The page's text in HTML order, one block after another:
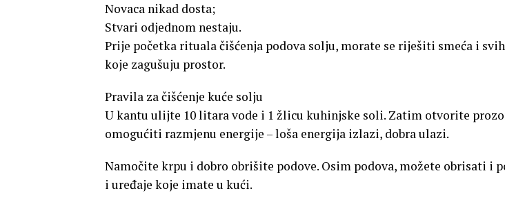
Novaca nikad dosta;
Stvari odjednom nestaju.
Prije početka rituala čišćenja podova solju, morate se riješiti smeća i
koje zagušuju prostor.
Pravila za čišćenje kuće solju
U kantu ulijte 10 litara vode i 1 žlicu kuhinjske soli. Zatim otvorite
omogućiti razmjenu energije – loša energija izlazi, dobra ulazi.
Namočite krpu i dobro obrišite podove. Osim podova, možete obrisati i
i uređaje koje imate u kući.